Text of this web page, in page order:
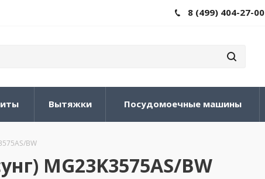
8 (499) 404-27-00
Вытяжки Посудомоечные машины
BW
MG23K3575AS/BW